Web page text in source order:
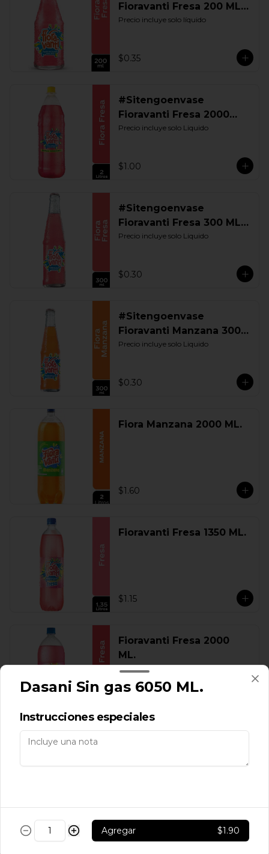
Fioravanti Fresa 200 ML.
Retornable
Precio incluye solo líquido
$0.35
#Sitengoenvase
Fioravanti Fresa 2000
ML. Retornable
Precio incluye solo Liquido
$1.00
#Sitengoenvase
Fioravanti Fresa 300 ML.
Retornable
Precio incluye solo Liquido
$0.30
#Sitengoenvase
Fioravanti Manzana 300
ML. Retornable
Precio incluye solo Liquido
$0.30
Fiora Manzana 2000 ML.
$1.60
Fioravanti Fresa 1350 ML.
$1.15
Fioravanti Fresa 2000
ML.
Dasani Sin gas 6050 ML.
Instrucciones especiales
Agregar $1.90